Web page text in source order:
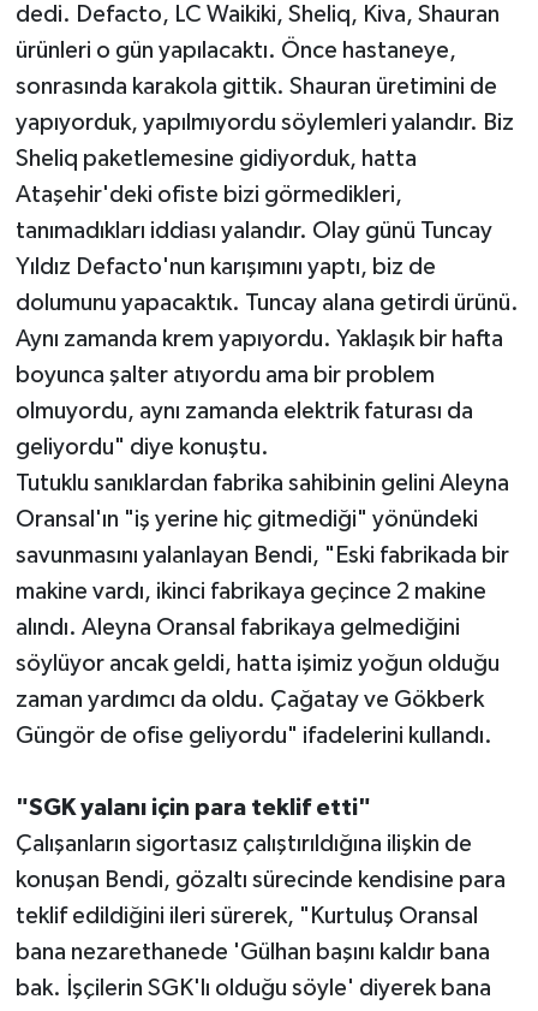
dedi. Defacto, LC Waikiki, Sheliq, Kiva, Shauran
ürünleri o gün yapılacaktı. Önce hastaneye,
sonrasında karakola gittik. Shauran üretimini de
yapıyorduk, yapılmıyordu söylemleri yalandır. Biz
Sheliq paketlemesine gidiyorduk, hatta
Ataşehir'deki ofiste bizi görmedikleri,
tanımadıkları iddiası yalandır. Olay günü Tuncay
Yıldız Defacto'nun karışımını yaptı, biz de
dolumunu yapacaktık. Tuncay alana getirdi ürünü.
Aynı zamanda krem yapıyordu. Yaklaşık bir hafta
boyunca şalter atıyordu ama bir problem
olmuyordu, aynı zamanda elektrik faturası da
geliyordu" diye konuştu.
Tutuklu sanıklardan fabrika sahibinin gelini Aleyna
Oransal'ın "iş yerine hiç gitmediği" yönündeki
savunmasını yalanlayan Bendi, "Eski fabrikada bir
makine vardı, ikinci fabrikaya geçince 2 makine
alındı. Aleyna Oransal fabrikaya gelmediğini
söylüyor ancak geldi, hatta işimiz yoğun olduğu
zaman yardımcı da oldu. Çağatay ve Gökberk
Güngör de ofise geliyordu" ifadelerini kullandı.
"SGK yalanı için para teklif etti"
Çalışanların sigortasız çalıştırıldığına ilişkin de
konuşan Bendi, gözaltı sürecinde kendisine para
teklif edildiğini ileri sürerek, "Kurtuluş Oransal
bana nezarethanede 'Gülhan başını kaldır bana
bak. İşçilerin SGK'lı olduğu söyle' diyerek bana